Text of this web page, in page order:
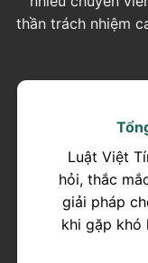
thần trách nhiệm
Luật Việt
hỏi, thắc
giải pháp
khi gặp khó